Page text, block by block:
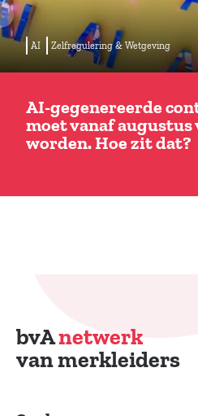
AI Zelfregulering & Wetgeving
AI-gegenereerde
moet vanaf augustus
worden. Hoe zit dat?
bvAnetwerk
van merkleiders